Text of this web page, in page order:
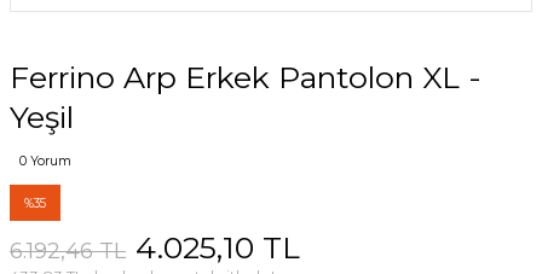
Ferrino Arp Erkek Pantolon XL -
Yeşil
0 Yorum
%35
6.192,46 TL 4.025,10 TL